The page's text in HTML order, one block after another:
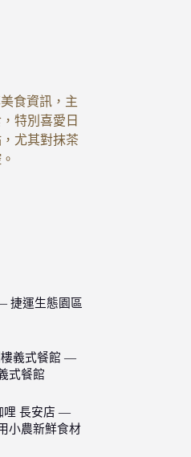
食資訊，主
特別喜愛日
尤其對抹茶
捷運生態園區
樓義式餐館 —
式餐館
哩 長安店 —
小農新鮮食材